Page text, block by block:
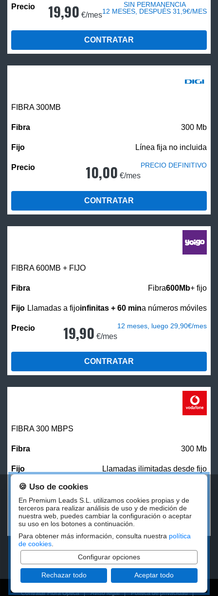
19,90 €/mes
SIN PERMANENCIA
12 MESES, DESPUÉS 31,9€/MES
CONTRATAR
FIBRA 300MB
300 Mb
Línea fija no incluida
10,00 €/mes
PRECIO DEFINITIVO
CONTRATAR
FIBRA 600MB + FIJO
Fibra600Mb+ fijo
Llamadas a fijoinfinitas + 60 mina números móviles
19,90 €/mes
12 meses, luego 29,90€/mes
CONTRATAR
FIBRA 300 MBPS
300 Mb
Llamadas ilimitadas desde fijo
27,00 €/mes
CONTRATAR
Contratar Fibra Óptica| Aviso legal| Politica de privacidad|
🍪 Uso de cookies
En Premium Leads S.L. utilizamos cookies propias y de
terceros para realizar análisis de uso y de medición de
nuestra web, puedes cambiar la configuración o aceptar
su uso en los botones a continuación.
Para obtener más información, consulta nuestra política
de cookies
Configurar opciones
Rechazar todo Aceptar todo